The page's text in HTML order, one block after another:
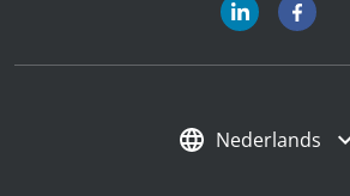
Nederlands